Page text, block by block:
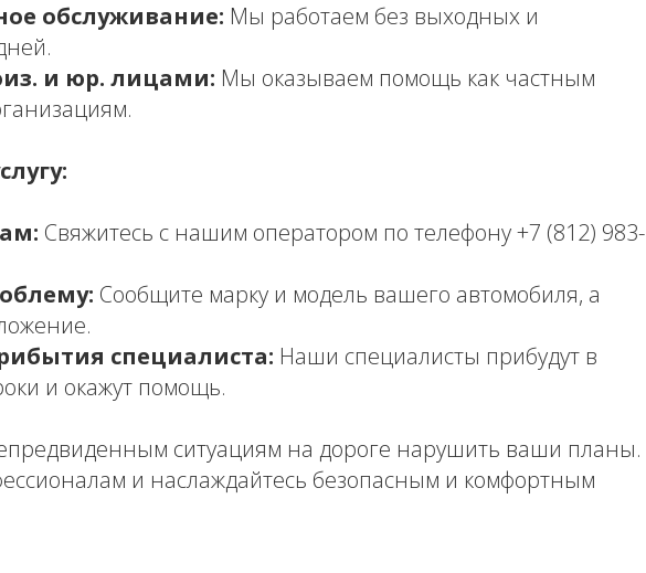
обслуживание: Мы работаем без выходных и
и юр. лицами: Мы оказываем помощь как частным
Свяжитесь с нашим оператором по телефону +7 (812) 983-
Сообщите марку и модель вашего автомобиля, а
специалиста: Наши специалисты прибудут в
и окажут помощь.
ситуациям на дороге нарушить ваши планы.
и наслаждайтесь безопасным и комфортным